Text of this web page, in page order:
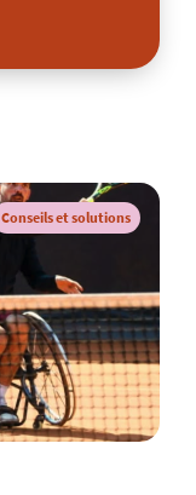
Conseils et solutions